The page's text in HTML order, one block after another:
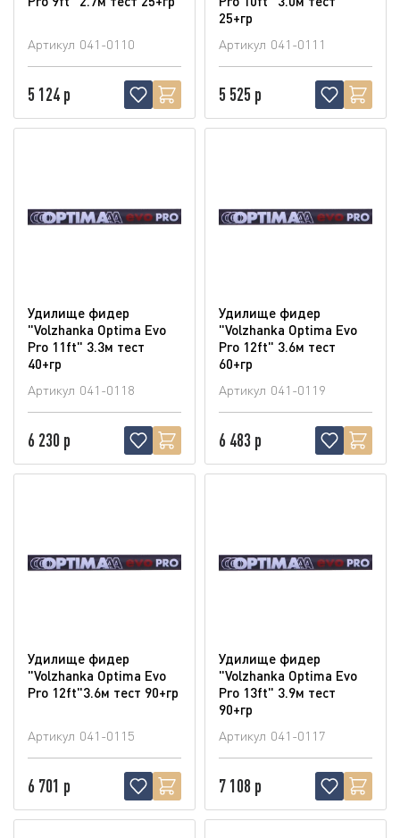
Артикул 041-0110
5 124 р
25+гр
Артикул 041-0111
5 525 р
Удилище фидер
"Volzhanka Optima Evo
Pro 11ft" 3.3м тест
40+гр
Артикул 041-0118
6 230 р
Удилище фидер
"Volzhanka Optima Evo
Pro 12ft" 3.6м тест
60+гр
Артикул 041-0119
6 483 р
Удилище фидер
"Volzhanka Optima Evo
Pro 12ft"3.6м тест 90+гр
Артикул 041-0115
6 701 р
Удилище фидер
"Volzhanka Optima Evo
Pro 13ft" 3.9м тест
90+гр
Артикул 041-0117
7 108 р